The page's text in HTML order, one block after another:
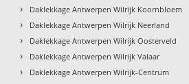
› Daklekkage Antwerpen Wilrijk Koornbloem
› Daklekkage Antwerpen Wilrijk Neerland
› Daklekkage Antwerpen Wilrijk Oosterveld
› Daklekkage Antwerpen Wilrijk Valaar
› Daklekkage Antwerpen Wilrijk-Centrum